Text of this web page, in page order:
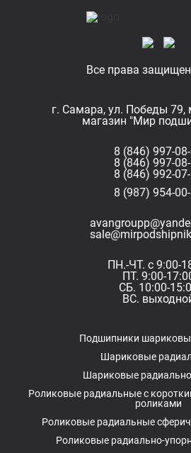
Все права
г. Самара, ул. Победы 79,
магазин "Мир
8 (846) 997-
8 (846) 997-
8 (846) 992-
8 (987) 954-
ПН.-ЧТ. с 9:00-
ПТ. 9:00-
СБ. 10:00-
ВС.
Подшипники
Шариковые
Шариковые
Роликовые радиальные с
роликами
Роликовые радиальные
Роликовые радиально-